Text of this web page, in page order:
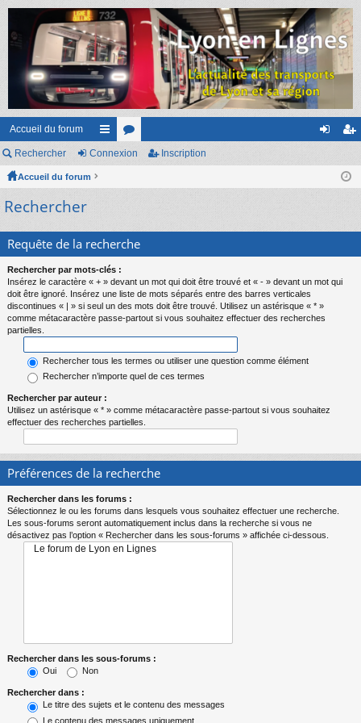
Accueil du forum
ac
s
or
cri
Rechercher Connexion Inscription
Accueil du forum
Rechercher
Requête de la recherche
Rechercher par mots-clés :
Insérez le caractère « + » devant un mot qui doit être trouvé et « - » devant un mot qui
doit être ignoré. Insérez une liste de mots séparés entre des barres verticales
discontinues « | » si seul un des mots doit être trouvé. Utilisez un astérisque « * »
comme métacaractère passe-partout si vous souhaitez effectuer des recherches
partielles.
Rechercher tous les termes ou utiliser une question comme élément
Rechercher n’importe quel de ces termes
Rechercher par auteur :
Utilisez un astérisque « * » comme métacaractère passe-partout si vous souhaitez
effectuer des recherches partielles.
Préférences de la recherche
Rechercher dans les forums :
Sélectionnez le ou les forums dans lesquels vous souhaitez effectuer une recherche.
Les sous-forums seront automatiquement inclus dans la recherche si vous ne
désactivez pas l’option « Rechercher dans les sous-forums » affichée ci-dessous.
Rechercher dans les sous-forums :
Oui
Non
Rechercher dans :
Le titre des sujets et le contenu des messages
Le contenu des messages uniquement